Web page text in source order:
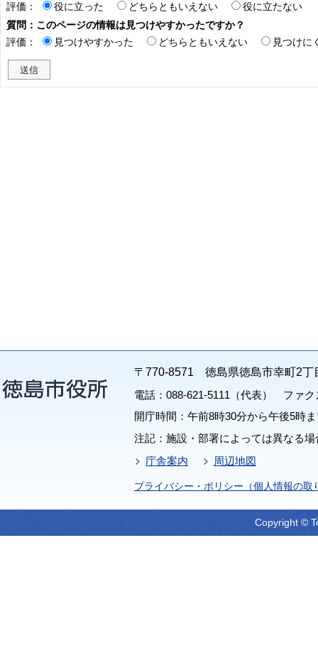
評価：
役に立った どちらともいえない
役に立たない
質問：このページの情報は見つけやすかったですか？
評価：
見つけやすかった どちらともいえない 見つけに
〒770-8571 徳島県徳島市幸町2丁
電話：088-621-5111（代表） ファク
開庁時間：午前8時30分から午後5時
注記：施設・部署によっては異なる
庁舎案内
周辺地図
プライバシー・ポリシー（個人情報の取
Copyright ©